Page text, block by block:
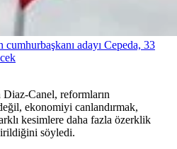
adayı Cepeda, 33
Canel, reformların
ekonomiyi canlandırmak,
kesimlere daha fazla özerklik
söyledi.